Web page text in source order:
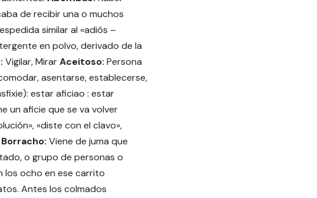
de recibir una o muchos
similar al «adiós –
en polvo, derivado de la
Vigilar, MirarAceitoso: Persona
asentarse, establecerse,
estar aficiao : estar
un aficie que se va volver
«diste con el clavo»,
Viene de juma que
o grupo de personas o
los ocho en ese carrito
Antes los colmados